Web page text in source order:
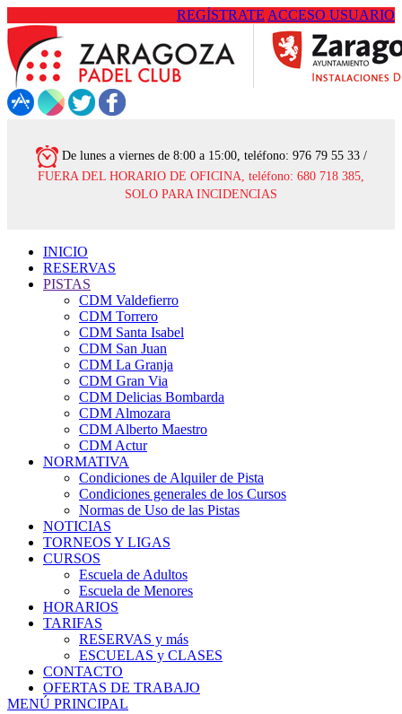
REGÍSTRATE ACCESO USUARIO
De lunes a viernes de 8:00 a 15:00, teléfono: 976 79 55 33 /
FUERA DEL HORARIO DE OFICINA, teléfono: 680 718 385,
SOLO PARA INCIDENCIAS
INICIO
RESERVAS
PISTAS
CDM Valdefierro
CDM Torrero
CDM Santa Isabel
CDM San Juan
CDM La Granja
CDM Gran Via
CDM Delicias Bombarda
CDM Almozara
CDM Alberto Maestro
CDM Actur
NORMATIVA
Condiciones de Alquiler de Pista
Condiciones generales de los Cursos
Normas de Uso de las Pistas
NOTICIAS
TORNEOS Y LIGAS
CURSOS
Escuela de Adultos
Escuela de Menores
HORARIOS
TARIFAS
RESERVAS y más
ESCUELAS y CLASES
CONTACTO
OFERTAS DE TRABAJO
MENÚ PRINCIPAL